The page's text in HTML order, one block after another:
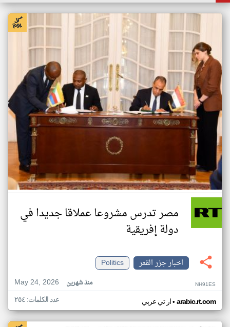
مصر تدرس مشروعا عملاقا جديدا في
دولة إفريقية
اخبار جزر القمر
Politics
May 24, 2026
منذ شهرين NH91ES
ار تي عربي• arabic.rt.com عدد الكلمات: ٢٥٤